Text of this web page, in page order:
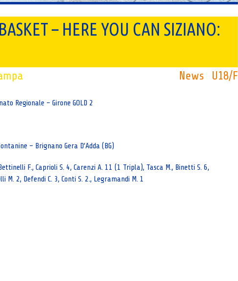
– HERE YOU CAN SIZIANO:
News U18/F
Regionale – Girone GOLD 2
– Brignano Gera D’Adda (BG)
F., Caprioli S. 4, Carenzi A. 11 (1 Tripla), Tasca M., Binetti S. 6,
M. 2, Defendi C. 3, Conti S. 2., Legramandi M. 1